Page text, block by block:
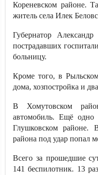
Кореневском районе.
житель села Илек
Губернатор
пострадавших
больницу.
Кроме того, в
дома, хозпостройка и
В Хомутовском
автомобиль. Ещё одно
Глушковском районе.
района под удар попал
Всего за прошедшие
141 беспилотник. 13